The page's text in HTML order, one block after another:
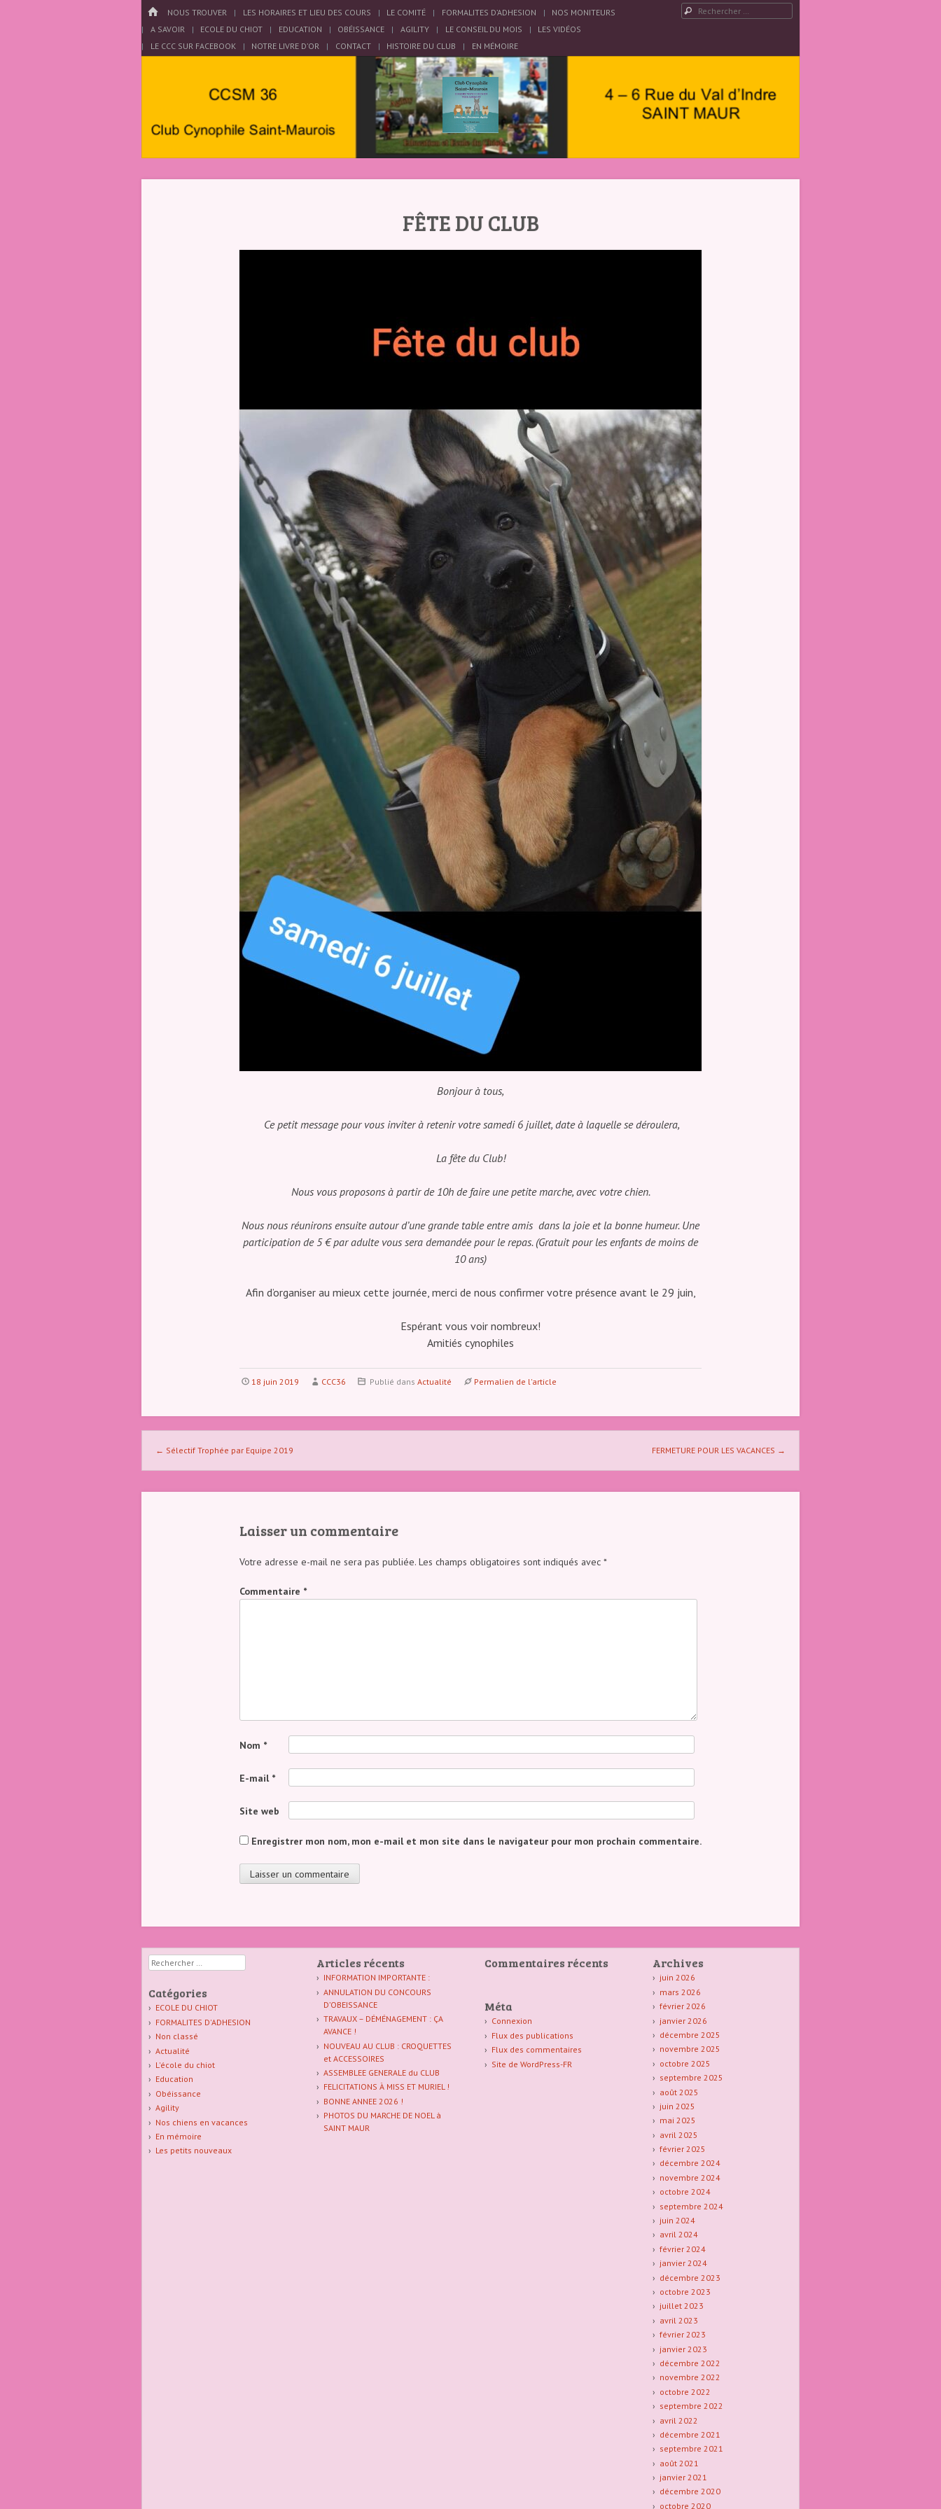
HOME
Menu
PASSER AU CONTENU
NOUS TROUVER LES HORAIRES ET LIEU DES COURS LE COMITÉ FORMALITES D’ADHESION
NOS MONITEURS
A SAVOIR
ECOLE DU CHIOT EDUCATION OBÉISSANCE AGILITY LE CONSEIL DU MOIS
LES VIDÉOS
LE CCC SUR FACEBOOK
NOTRE LIVRE D’OR CONTACT HISTOIRE DU CLUB EN MÉMOIRE
Rechercher
Club
Saint
Indre 36
FÊTE DU CLUB
Bonjour à tous,
Ce petit message pour vous inviter à retenir votre samedi 6 juillet, date à laquelle se déroulera,
La fête du Club!
Nous vous proposons à partir de 10h de faire une petite marche, avec votre chien.
Nous nous réunirons ensuite autour d’une grande table entre amis dans la joie et la bonne humeur. Une
participation de 5 € par adulte vous sera demandée pour le repas. (Gratuit pour les enfants de moins de
10 ans)
Afin d’organiser au mieux cette journée, merci de nous confirmer votre présence avant le 29 juin,
Espérant vous voir nombreux!
Amitiés cynophiles
18 juin 2019 CCC36 Publié dansActualité Permalien de l'article
Naviguer dans les articles
← Sélectif Trophée par Equipe 2019 FERMETURE POUR LES VACANCES →
Laisser un commentaire
Votre adresse e-mail ne sera pas publiée. Les champs obligatoires sont indiqués avec *
Commentaire *
Nom *
E-mail *
Site web
Enregistrer mon nom, mon e-mail et mon site dans le navigateur pour mon prochain commentaire.
Rechercher Articles récents
INFORMATION IMPORTANTE :
ANNULATION DU CONCOURS
D’OBEISSANCE
TRAVAUX – DÉMÉNAGEMENT : ÇA
AVANCE !
NOUVEAU AU CLUB : CROQUETTES
et ACCESSOIRES
ASSEMBLEE GENERALE du CLUB
FELICITATIONS À MISS ET MURIEL !
BONNE ANNEE 2026 !
PHOTOS DU MARCHE DE NOEL à
SAINT MAUR
Commentaires récents Archives
juin 2026
mars 2026
février 2026
janvier 2026
décembre 2025
novembre 2025
octobre 2025
septembre 2025
août 2025
juin 2025
mai 2025
avril 2025
février 2025
décembre 2024
novembre 2024
octobre 2024
septembre 2024
juin 2024
avril 2024
février 2024
janvier 2024
décembre 2023
octobre 2023
juillet 2023
avril 2023
février 2023
janvier 2023
décembre 2022
novembre 2022
octobre 2022
septembre 2022
avril 2022
décembre 2021
septembre 2021
août 2021
janvier 2021
décembre 2020
octobre 2020
Catégories
ECOLE DU CHIOT
FORMALITES D'ADHESION
Non classé
Actualité
L'école du chiot
Education
Obéissance
Agility
Nos chiens en vacances
En mémoire
Les petits nouveaux
Méta
Connexion
Flux des publications
Flux des commentaires
Site de WordPress-FR